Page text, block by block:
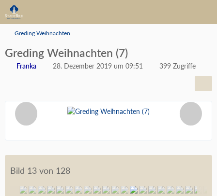
Greding Weihnachten
Greding Weihnachten (7)
Franka 28. Dezember 2019 um 09:51 399 Zugriffe
Bild 13 von 128